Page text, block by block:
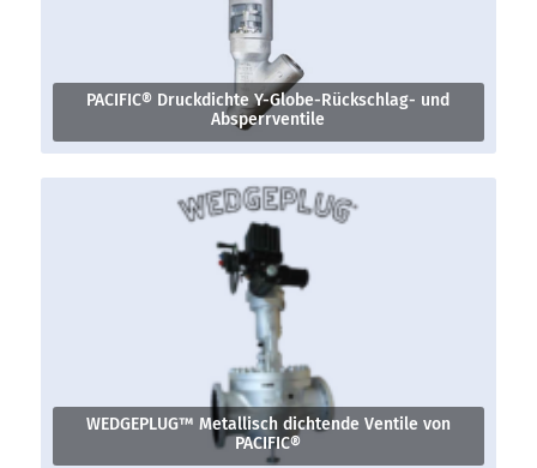
PACIFIC® Druckdichte Y-Globe-Rückschlag- und
Absperrventile
WEDGEPLUG™ Metallisch dichtende Ventile von
PACIFIC®